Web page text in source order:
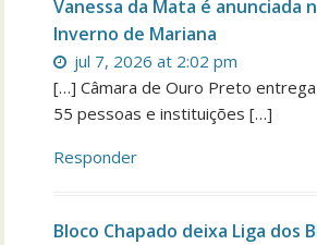
Vanessa da Mata é anunciada
Inverno de Mariana
jul 7, 2026 at 2:02 pm
[…] Câmara de Ouro Preto
55 pessoas e instituições […]
Responder
Bloco Chapado deixa Liga dos